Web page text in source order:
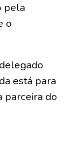
pela
o
está para
parceira do